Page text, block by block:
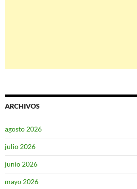
ARCHIVOS
agosto 2026
julio 2026
junio 2026
mayo 2026